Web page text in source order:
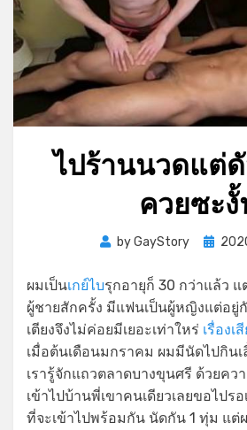
ไปร้านนวดแต่
ควยซะ
byGayStory
Posted
ผมเป็นเกย์ไบรุกอายุก็ 30 กว่าแล้ว แ
ผู้ชายสักครั้ง มีแฟนเป็นผู้หญิงแต่อยู่
เตียงจึงไม่ค่อยมีเยอะเท่าใหร่ เรื่องเ
เมื่อต้นเดือนมกราคม ผมมีนัดไปกิน
เรารู้จักแถวตลาดบางขุนศรี ด้วยคว
เข้าไปบ้านพี่เขาคนเดียวเลยขอไปร
ที่จะเข้าไปพร้อมกัน นัดกัน 1 ทุ่ม แต่